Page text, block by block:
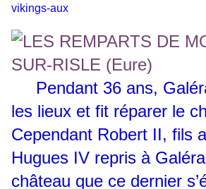
vikings-aux
Pendant 36 ans,
les lieux et fit réparer le
Cependant Robert II, fils
Hugues IV repris à
château que ce dernier